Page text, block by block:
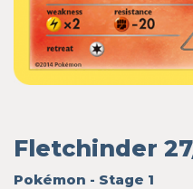
Fletchinder
Pokémon - Stage 1